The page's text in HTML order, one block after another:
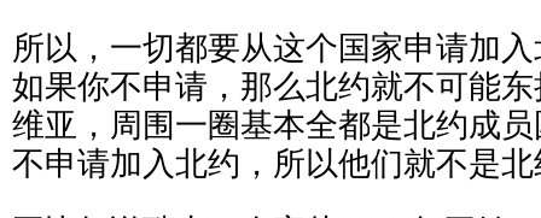
所以，一切都要从这个国家申请加
如果你不申请，那么北约就不可能
维亚，周围一圈基本全都是北约成
不申请加入北约，所以他们就不是